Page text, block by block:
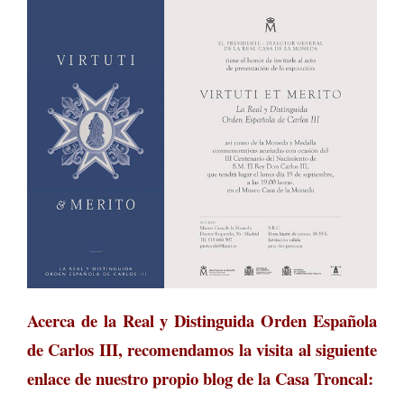
Acerca de la Real y Distinguida Orden Española
de Carlos III, recomendamos la visita al siguiente
enlace de nuestro propio blog de la Casa Troncal: